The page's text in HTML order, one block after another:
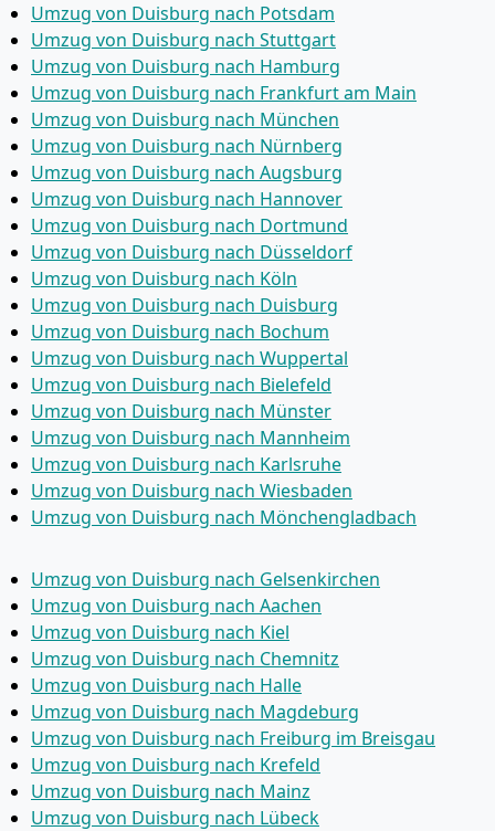
Umzug von Duisburg nach Potsdam
Umzug von Duisburg nach Stuttgart
Umzug von Duisburg nach Hamburg
Umzug von Duisburg nach Frankfurt am Main
Umzug von Duisburg nach München
Umzug von Duisburg nach Nürnberg
Umzug von Duisburg nach Augsburg
Umzug von Duisburg nach Hannover
Umzug von Duisburg nach Dortmund
Umzug von Duisburg nach Düsseldorf
Umzug von Duisburg nach Köln
Umzug von Duisburg nach Duisburg
Umzug von Duisburg nach Bochum
Umzug von Duisburg nach Wuppertal
Umzug von Duisburg nach Bielefeld
Umzug von Duisburg nach Münster
Umzug von Duisburg nach Mannheim
Umzug von Duisburg nach Karlsruhe
Umzug von Duisburg nach Wiesbaden
Umzug von Duisburg nach Mönchen­gladbach
Umzug von Duisburg nach Gelsenkirchen
Umzug von Duisburg nach Aachen
Umzug von Duisburg nach Kiel
Umzug von Duisburg nach Chemnitz
Umzug von Duisburg nach Halle
Umzug von Duisburg nach Magdeburg
Umzug von Duisburg nach Freiburg im Breisgau
Umzug von Duisburg nach Krefeld
Umzug von Duisburg nach Mainz
Umzug von Duisburg nach Lübeck